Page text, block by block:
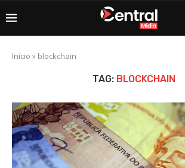
Início » blockchain
TAG: BLOCKCHAIN